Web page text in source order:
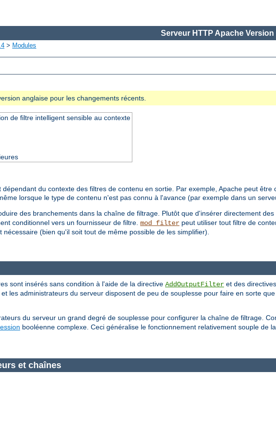
Serveur HTTP Apache Version
> Modules
anglaise pour les changements récents.
de filtre intelligent sensible au contexte
du contexte des filtres de contenu en sortie. Par exemple, Apache peut être
lorsque le type de contenu n'est pas connu à l'avance (par exemple dans un
des branchements dans la chaîne de filtrage. Plutôt que d'insérer directement
conditionnel vers un fournisseur de filtre. mod_filter peut utiliser tout filtre de
(bien qu'il soit tout de même possible de les simplifier).
sont insérés sans condition à l'aide de la directive AddOutputFilter et des
les administrateurs du serveur disposent de peu de souplesse pour faire en sorte
du serveur un grand degré de souplesse pour configurer la chaîne de filtrage.
booléenne complexe. Ceci généralise le fonctionnement relativement souple de
et chaînes